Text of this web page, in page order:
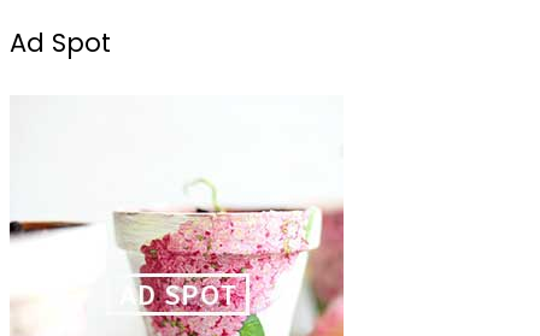
Ad Spot